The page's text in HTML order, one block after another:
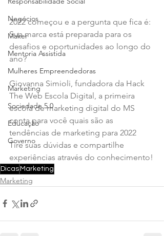
Negócios
Maker
Mentoria Assistida
Mulheres Empreendedoras
Marketing
Sociedade 5.0
Educação
Governo
2022 começou e a pergunta que fica é:
Sua marca está preparada para os
desafios e oportunidades ao longo do
ano?
Giovanna Simioli, fundadora da Hack
The Web Escola Digital, a primeira
escola de marketing digital do MS
conta para você quais são as
tendências de marketing para 2022
Tire suas dúvidas e compartilhe
experiências através do conhecimento!
DicasMarketing
Marketing